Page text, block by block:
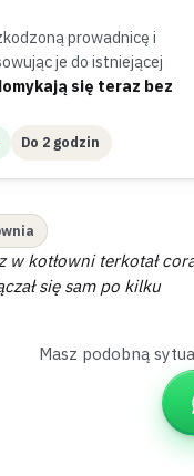
prowadnicę i
je do istniejącej
się teraz bez
Do 2 godzin
w kotłowni terkotał
się sam po kilku
uszkodzone
instalacja znów
Masz podobną